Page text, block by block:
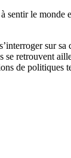
sentir le monde
sur
retrouvent
de politiques